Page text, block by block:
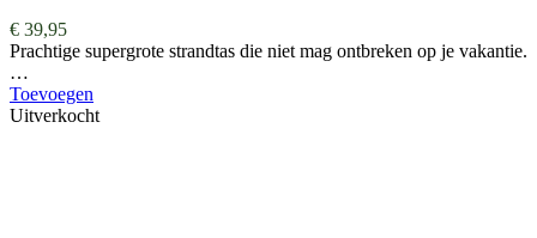
€ 39,95
Prachtige supergrote strandtas die niet mag ontbreken op je vakantie.
…
Toevoegen
Uitverkocht